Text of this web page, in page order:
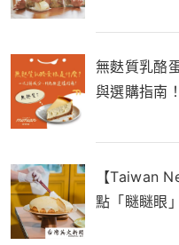
無麩質乳酪
與選購指南！
【Taiwan
點「瞇瞇眼